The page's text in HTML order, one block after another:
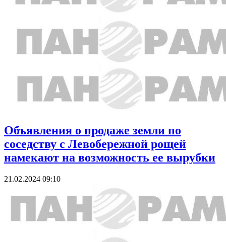
Объявления о продаже земли по
соседству с Левобережной рощей
намекают на возможность ее вырубки
21.02.2024 09:10